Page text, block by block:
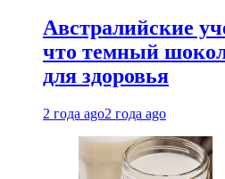
Австралийские
что темный
для здоровья
2 года ago2 года ago